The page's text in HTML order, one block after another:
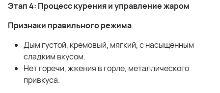
Этап 4: Процесс курения и управление жаром
Признаки правильного режима
Дым густой, кремовый, мягкий, с насыщенным
сладким вкусом.
Нет горечи, жжения в горле, металлического
привкуса.